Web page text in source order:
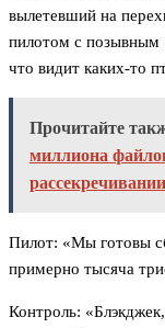
вылетевший на
пилотом с позывным
что видит каких-то
Прочитайте
миллиона
рассекречивании
Пилот: «Мы готовы
примерно тысяча
Контроль: